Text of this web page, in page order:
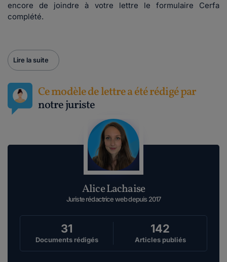
encore de joindre à votre lettre le formulaire Cerfa
complété.
Lire la suite
Ce modèle de lettre a été rédigé par
notre juriste
Alice Lachaise
Juriste rédactrice web depuis 2017
31
Documents rédigés
142
Articles publiés